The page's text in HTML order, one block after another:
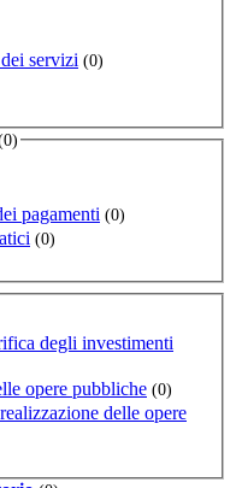
servizi (0)
pagamenti (0)
(0)
degli investimenti
opere pubbliche (0)
delle opere